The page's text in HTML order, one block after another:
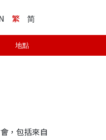
繁 简
地點
，包括來自